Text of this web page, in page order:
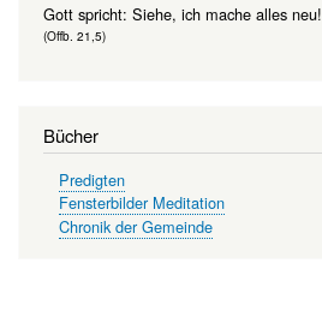
Gott spricht: Siehe, ich mache alles neu!
(Offb. 21,5)
Bücher
Predigten
Fensterbilder Meditation
Chronik der Gemeinde